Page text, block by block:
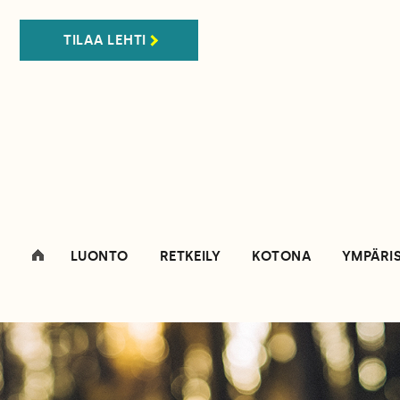
TILAA LEHTI
LUONTO RETKEILY KOTONA